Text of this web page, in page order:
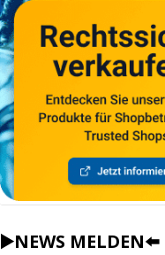
▶️NEWS MELDEN⬅️